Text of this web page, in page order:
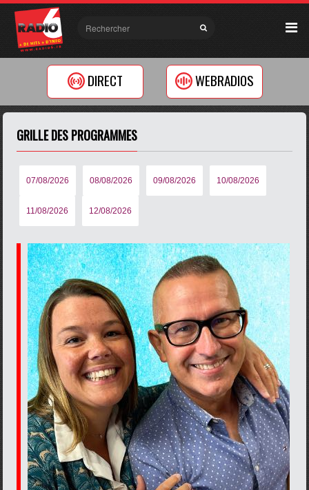
DIRECT WEBRADIOS
GRILLE DES PROGRAMMES
07/08/2026 08/08/2026 09/08/2026 10/08/2026
11/08/2026 12/08/2026